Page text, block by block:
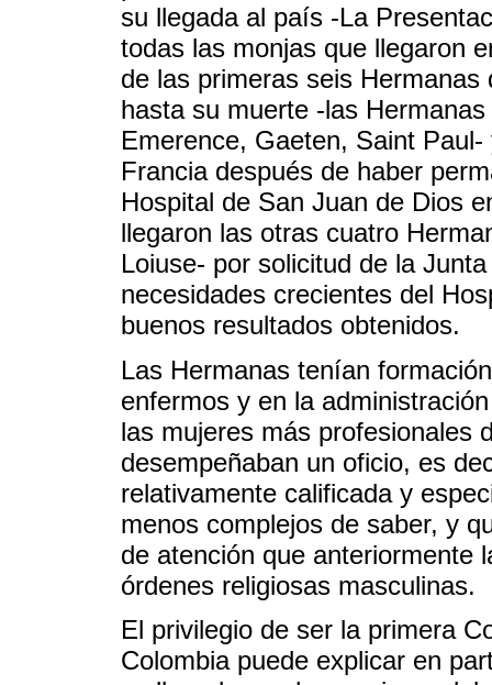
su llegada al país -La
todas las monjas que llegaron
de las primeras seis
hasta su muerte -las
Emerence, Gaeten, Saint
Francia después de haber
Hospital de San Juan de Dios
llegaron las otras cuatro
Loiuse- por solicitud de la
necesidades crecientes del
buenos resultados obtenidos.
Las Hermanas tenían
enfermos y en la
las mujeres más profesionales
desempeñaban un oficio, es
relativamente calificada y
menos complejos de saber, y
de atención que anteriormente
órdenes religiosas masculinas.
El privilegio de ser la primera
Colombia puede explicar en